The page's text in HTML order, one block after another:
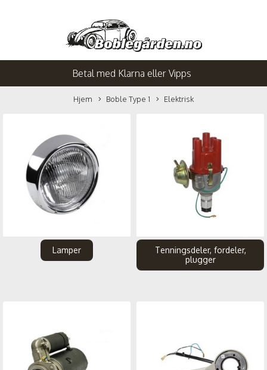
Betal med Klarna eller Vipps
Hjem Boble Type 1 Elektrisk
Lamper
Tenningsdeler, fordeler,
plugger